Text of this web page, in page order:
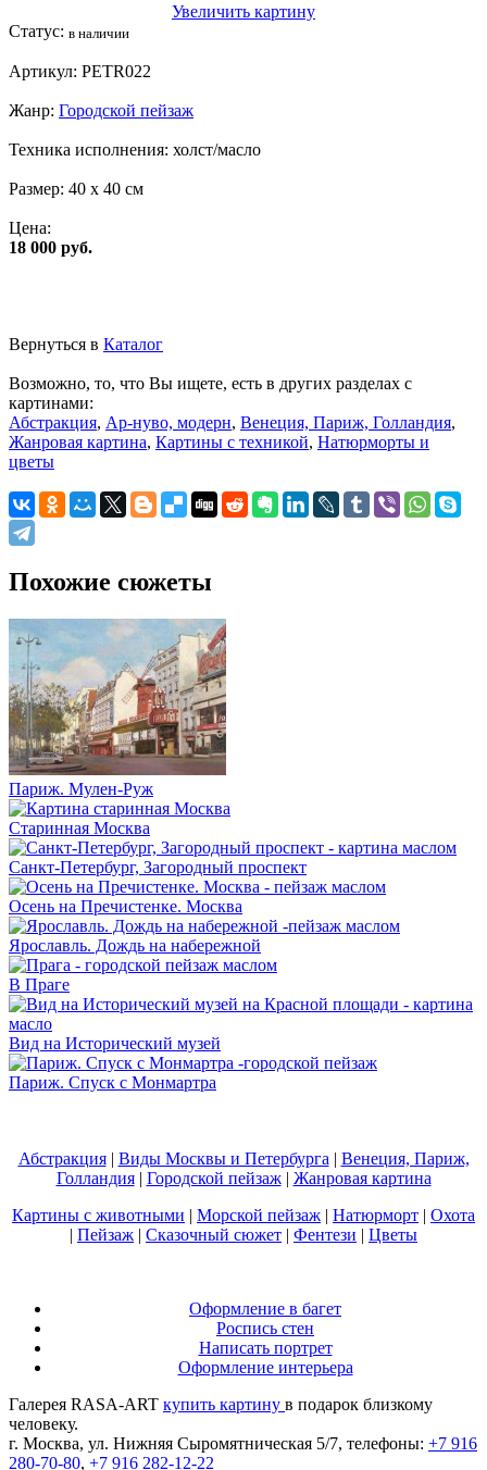
Увеличить картину
Статус: в наличии
Артикул: PETR022
Жанр: Городской пейзаж
Техника исполнения: холст/масло
Размер: 40 x 40 см
Цена:
18 000 руб.
Вернуться в Каталог
Возможно, то, что Вы ищете, есть в других разделах с
картинами:
Абстракция, Ар-нуво, модерн, Венеция, Париж, Голландия,
Жанровая картина, Картины с техникой, Натюрморты и
цветы
Похожие сюжеты
Париж. Мулен-Руж
Старинная Москва
Санкт-Петербург, Загородный проспект
Осень на Пречистенке. Москва
Ярославль. Дождь на набережной
В Праге
Вид на Исторический музей
Париж. Спуск с Монмартра
Абстракция| Виды Москвы и Петербурга | Венеция, Париж,
Голландия| Городской пейзаж| Жанровая картина
Картины с животными | Морской пейзаж | Натюрморт | Охота
| Пейзаж | Сказочный сюжет | Фентези | Цветы
Оформление в багет
Роспись стен
Написать портрет
Оформление интерьера
Галерея RASA-ART купить картину в подарок близкому
человеку.
г. Москва, ул. Нижняя Сыромятническая 5/7, телефоны: +7 916
280-70-80, +7 916 282-12-22